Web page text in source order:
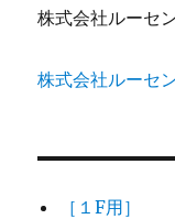
株式会社ルーセ
株式会社ルーセ
［１F用］